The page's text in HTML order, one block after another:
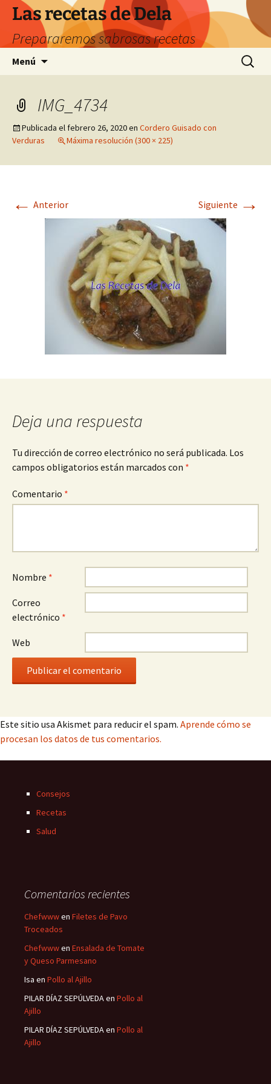
Saltar
contenido
Las recetas de Dela
Prepararemos sabrosas recetas
Menú Buscar:
IMG_4734
Publicada el febrero 26, 2020en Cordero Guisado con
Verduras
Máxima resolución (300 × 225)
← Anterior Siguiente →
Deja una respuesta
Tu dirección de correo electrónico no será publicada. Los
campos obligatorios están marcados con *
Comentario *
Nombre *
Correo
electrónico *
Web
Este sitio usa Akismet para reducir el spam. Aprende cómo se
procesan los datos de tus comentarios.
Consejos
Recetas
Salud
Comentarios recientes
Chefwwwen Filetes de Pavo
Troceados
Chefwwwen Ensalada de Tomate
y Queso Parmesano
Isa en Pollo al Ajillo
PILAR DÍAZ SEPÚLVEDAen Pollo al
Ajillo
PILAR DÍAZ SEPÚLVEDAen Pollo al
Ajillo